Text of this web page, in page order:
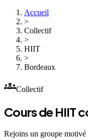
Accueil
>
Collectif
>
HIIT
>
Bordeaux
groupsCollectif
Cours de HIIT
Rejoins un groupe motivé